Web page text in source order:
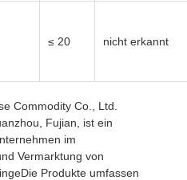
≤ 20 nicht erkannt
Commodity Co., Ltd.
Fujian, ist ein
im
Vermarktung von
Produkte umfassen